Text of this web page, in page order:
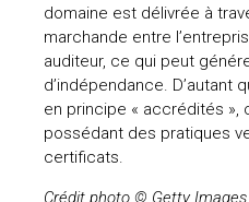
domaine est délivrée à
marchande entre
auditeur, ce qui peut
d’indépendance. D’autant
en principe « accrédités »,
possédant des pratiques
certificats.
Crédit photo © Getty Images